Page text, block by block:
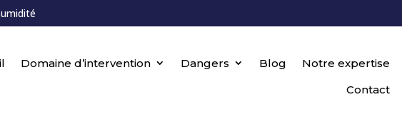
Domaine d’intervention Dangers Blog
Notre expertise
Contact